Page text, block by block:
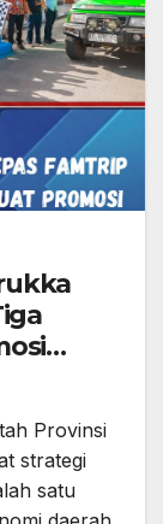
dan
Provinsi
strategi
satu